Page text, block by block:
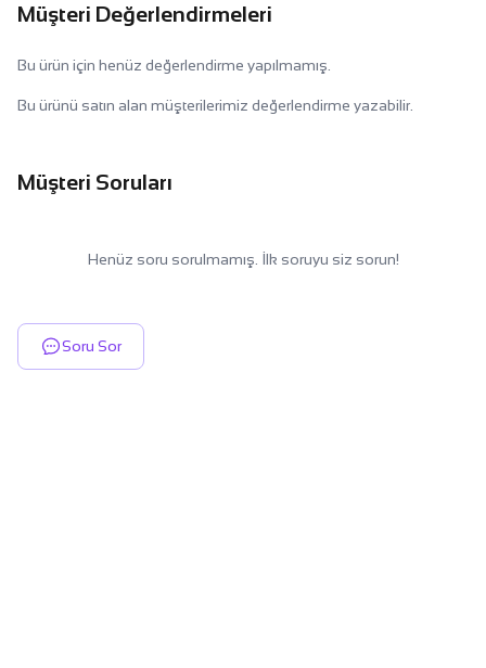
Müşteri Değerlendirmeleri
Bu ürün için henüz değerlendirme yapılmamış.
Bu ürünü satın alan müşterilerimiz değerlendirme yazabilir.
Müşteri Soruları
Henüz soru sorulmamış. İlk soruyu siz sorun!
Soru Sor